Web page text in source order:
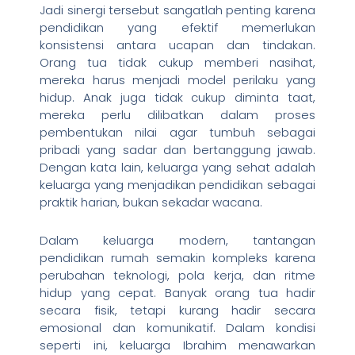
Jadi sinergi tersebut sangatlah penting karena
pendidikan yang efektif memerlukan
konsistensi antara ucapan dan tindakan.
Orang tua tidak cukup memberi nasihat,
mereka harus menjadi model perilaku yang
hidup. Anak juga tidak cukup diminta taat,
mereka perlu dilibatkan dalam proses
pembentukan nilai agar tumbuh sebagai
pribadi yang sadar dan bertanggung jawab.
Dengan kata lain, keluarga yang sehat adalah
keluarga yang menjadikan pendidikan sebagai
praktik harian, bukan sekadar wacana.
Dalam keluarga modern, tantangan
pendidikan rumah semakin kompleks karena
perubahan teknologi, pola kerja, dan ritme
hidup yang cepat. Banyak orang tua hadir
secara fisik, tetapi kurang hadir secara
emosional dan komunikatif. Dalam kondisi
seperti ini, keluarga Ibrahim menawarkan